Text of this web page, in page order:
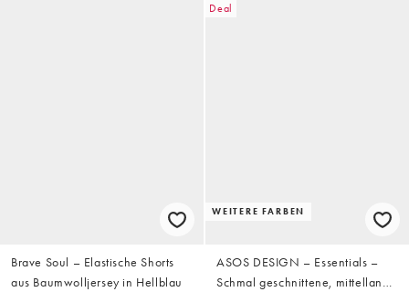
Brave Soul – Elastische Shorts
aus Baumwolljersey in Hellblau
Deal
WEITERE FARBEN
ASOS DESIGN – Essentials –
Schmal geschnittene, mittellange